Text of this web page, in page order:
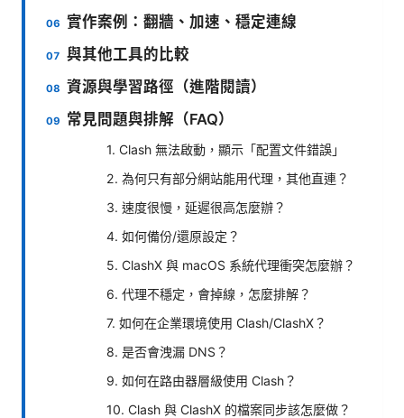
實作案例：翻牆、加速、穩定連線
與其他工具的比較
資源與學習路徑（進階閱讀）
常見問題與排解（FAQ）
1. Clash 無法啟動，顯示「配置文件錯誤」
2. 為何只有部分網站能用代理，其他直連？
3. 速度很慢，延遲很高怎麼辦？
4. 如何備份/還原設定？
5. ClashX 與 macOS 系統代理衝突怎麼辦？
6. 代理不穩定，會掉線，怎麼排解？
7. 如何在企業環境使用 Clash/ClashX？
8. 是否會洩漏 DNS？
9. 如何在路由器層級使用 Clash？
10. Clash 與 ClashX 的檔案同步該怎麼做？